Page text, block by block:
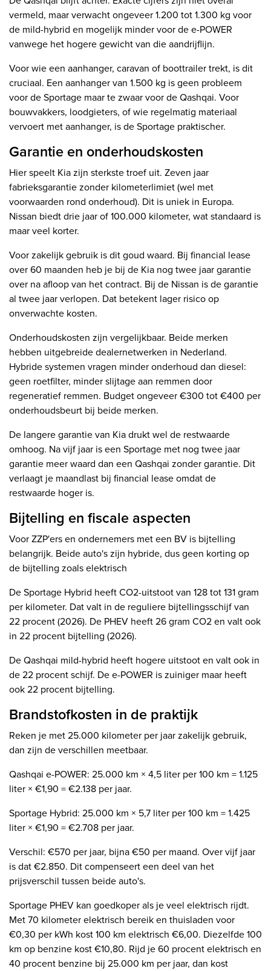
vermeld, maar verwacht ongeveer 1.200 tot 1.300 kg voor
de mild-hybrid en mogelijk minder voor de e-POWER
vanwege het hogere gewicht van die aandrijflijn.
Voor wie een aanhanger, caravan of boottrailer trekt, is dit
cruciaal. Een aanhanger van 1.500 kg is geen probleem
voor de Sportage maar te zwaar voor de Qashqai. Voor
bouwvakkers, loodgieters, of wie regelmatig materiaal
vervoert met aanhanger, is de Sportage praktischer.
Garantie en onderhoudskosten
Hier speelt Kia zijn sterkste troef uit. Zeven jaar
fabrieksgarantie zonder kilometerlimiet (wel met
voorwaarden rond onderhoud). Dit is uniek in Europa.
Nissan biedt drie jaar of 100.000 kilometer, wat standaard is
maar veel korter.
Voor zakelijk gebruik is dit goud waard. Bij financial lease
over 60 maanden heb je bij de Kia nog twee jaar garantie
over na afloop van het contract. Bij de Nissan is de garantie
al twee jaar verlopen. Dat betekent lager risico op
onverwachte kosten.
Onderhoudskosten zijn vergelijkbaar. Beide merken
hebben uitgebreide dealernetwerken in Nederland.
Hybride systemen vragen minder onderhoud dan diesel:
geen roetfilter, minder slijtage aan remmen door
regeneratief remmen. Budget ongeveer €300 tot €400 per
onderhoudsbeurt bij beide merken.
De langere garantie van Kia drukt wel de restwaarde
omhoog. Na vijf jaar is een Sportage met nog twee jaar
garantie meer waard dan een Qashqai zonder garantie. Dit
verlaagt je maandlast bij financial lease omdat de
restwaarde hoger is.
Bijtelling en fiscale aspecten
Voor ZZP'ers en ondernemers met een BV is bijtelling
belangrijk. Beide auto's zijn hybride, dus geen korting op
de bijtelling zoals elektrisch
De Sportage Hybrid heeft CO2-uitstoot van 128 tot 131 gram
per kilometer. Dat valt in de reguliere bijtellingsschijf van
22 procent (2026). De PHEV heeft 26 gram CO2 en valt ook
in 22 procent bijtelling (2026).
De Qashqai mild-hybrid heeft hogere uitstoot en valt ook in
de 22 procent schijf. De e-POWER is zuiniger maar heeft
ook 22 procent bijtelling.
Brandstofkosten in de praktijk
Reken je met 25.000 kilometer per jaar zakelijk gebruik,
dan zijn de verschillen meetbaar.
Qashqai e-POWER: 25.000 km × 4,5 liter per 100 km = 1.125
liter × €1,90 = €2.138 per jaar.
Sportage Hybrid: 25.000 km × 5,7 liter per 100 km = 1.425
liter × €1,90 = €2.708 per jaar.
Verschil: €570 per jaar, bijna €50 per maand. Over vijf jaar
is dat €2.850. Dit compenseert een deel van het
prijsverschil tussen beide auto's.
Sportage PHEV kan goedkoper als je veel elektrisch rijdt.
Met 70 kilometer elektrisch bereik en thuisladen voor
€0,30 per kWh kost 100 km elektrisch €6,00. Diezelfde 100
km op benzine kost €10,80. Rijd je 60 procent elektrisch en
40 procent benzine bij 25.000 km per jaar, dan kost